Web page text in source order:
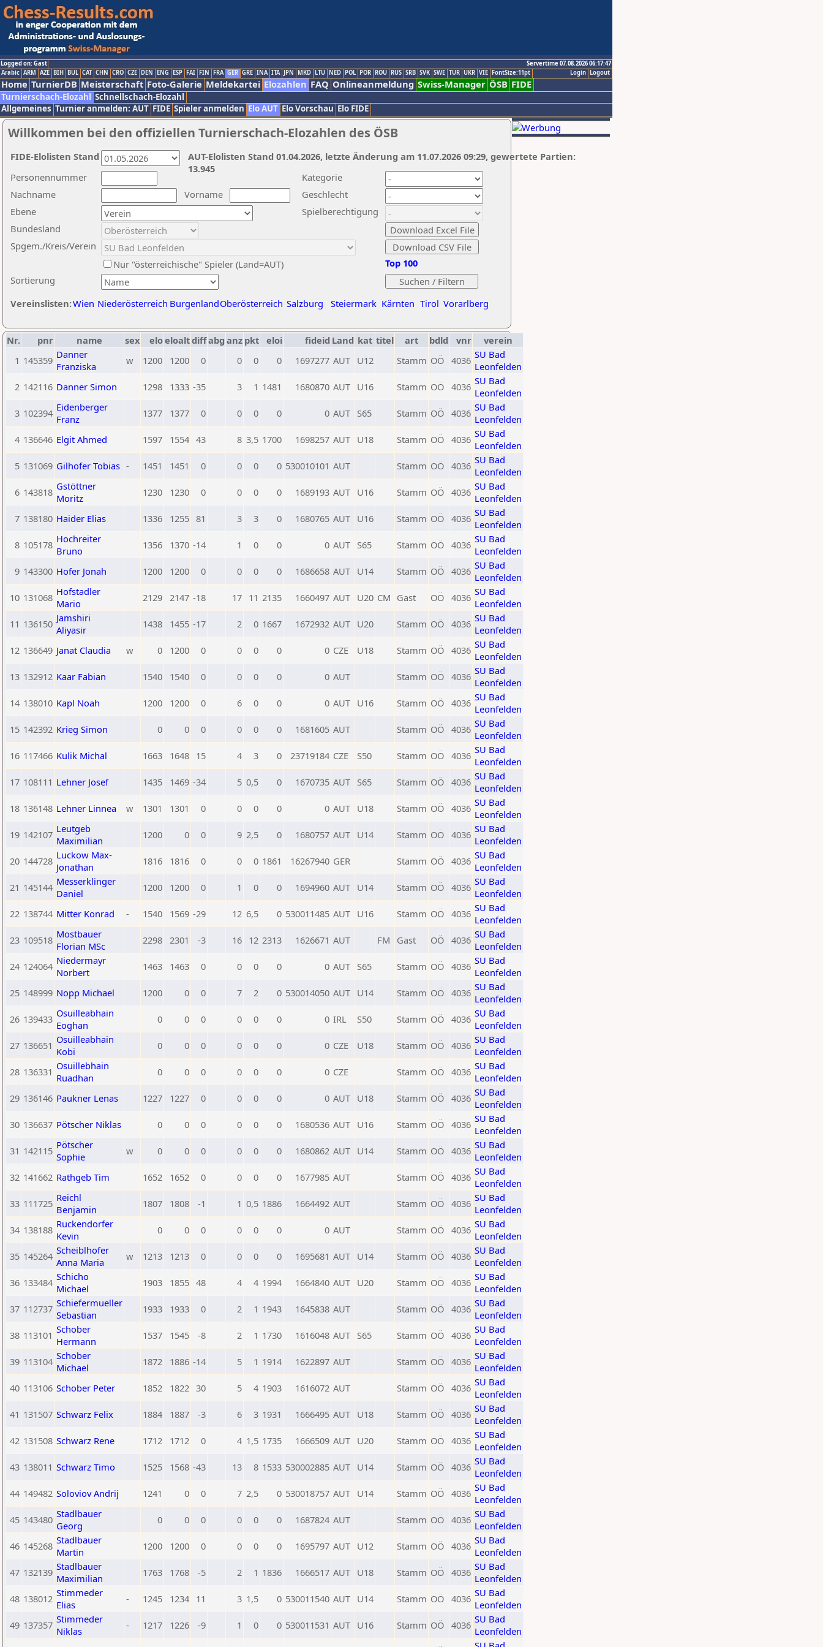
Logged on: Gast
Servertime 07.08.2026 06:17:47
Logout
Login
Arabic ARM AZE BIH BUL CAT CHN CRO CZE DEN ENG ESP FAI FIN FRA GER GRE INA ITA JPN MKD LTU NED POL POR ROU RUS SRB SVK SWE TUR UKR VIE FontSize:11pt
Home TurnierDB Meisterschaft Foto-Galerie Meldekartei Elozahlen FAQ Onlineanmeldung Swiss-Manager ÖSB FIDE
Turnierschach-Elozahl Schnellschach-Elozahl
Allgemeines Turnier anmelden: AUT FIDE Spieler anmelden Elo AUT Elo Vorschau Elo FIDE
Willkommen bei den offiziellen Turnierschach-Elozahlen des ÖSB
Nachname
Vorname
Ebene
Kategorie
Sortierung
Personennummer
Bundesland
Spgem./Kreis/Verein
Geschlecht
Nur "österreichische" Spieler (Land=AUT)
Spielberechtigung
Vereinslisten:Wien Niederösterreich BurgenlandOberösterreich Salzburg Steiermark Kärnten Tirol Vorarlberg
Top 100
AUT-Elolisten Stand 01.04.2026, letzte Änderung am 11.07.2026 09:29, gewertete Partien:
13.945
FIDE-Elolisten Stand
Nr. pnr name sex eloeloaltdiffabg anz pkt eloi fideid Land kat titel art bdld vnr
verein
1 145359 Danner
Franziska
w 1200 1200 0 0 0 0 1697277 AUT U12 Stamm OÖ 4036 SU Bad
Leonfelden
2 142116 Danner Simon 1298 1333 -35 3 1 1481 1680870 AUT U16 Stamm OÖ 4036 SU Bad
Leonfelden
3 102394 Eidenberger
Franz
1377 1377 0 0 0 0 0 AUT S65 Stamm OÖ 4036 SU Bad
Leonfelden
4 136646 Elgit Ahmed 1597 1554 43 8 3,5 1700 1698257 AUT U18 Stamm OÖ 4036 SU Bad
Leonfelden
5 131069 Gilhofer Tobias - 1451 1451 0 0 0 0 530010101 AUT Stamm OÖ 4036 SU Bad
Leonfelden
6 143818 Gstöttner
Moritz
1230 1230 0 0 0 0 1689193 AUT U16 Stamm OÖ 4036 SU Bad
Leonfelden
7 138180 Haider Elias 1336 1255 81 3 3 0 1680765 AUT U16 Stamm OÖ 4036 SU Bad
Leonfelden
8 105178 Hochreiter
Bruno
1356 1370 -14 1 0 0 0 AUT S65 Stamm OÖ 4036 SU Bad
Leonfelden
9 143300 Hofer Jonah 1200 1200 0 0 0 0 1686658 AUT U14 Stamm OÖ 4036 SU Bad
Leonfelden
10 131068 Hofstadler
Mario
2129 2147 -18 17 11 2135 1660497 AUT U20 CM Gast OÖ 4036 SU Bad
Leonfelden
11 136150 Jamshiri
Aliyasir
1438 1455 -17 2 0 1667 1672932 AUT U20 Stamm OÖ 4036 SU Bad
Leonfelden
12 136649 Janat Claudia w 0 1200 0 0 0 0 0 CZE U18 Stamm OÖ 4036 SU Bad
Leonfelden
13 132912 Kaar Fabian 1540 1540 0 0 0 0 0 AUT Stamm OÖ 4036 SU Bad
Leonfelden
14 138010 Kapl Noah 1200 1200 0 6 0 0 0 AUT U16 Stamm OÖ 4036 SU Bad
Leonfelden
15 142392 Krieg Simon 0 0 0 0 0 0 1681605 AUT Stamm OÖ 4036 SU Bad
Leonfelden
16 117466 Kulik Michal 1663 1648 15 4 3 0 23719184 CZE S50 Stamm OÖ 4036 SU Bad
Leonfelden
17 108111 Lehner Josef 1435 1469 -34 5 0,5 0 1670735 AUT S65 Stamm OÖ 4036 SU Bad
Leonfelden
18 136148 Lehner Linnea w 1301 1301 0 0 0 0 0 AUT U18 Stamm OÖ 4036 SU Bad
Leonfelden
19 142107 Leutgeb
Maximilian
1200 0 0 9 2,5 0 1680757 AUT U14 Stamm OÖ 4036 SU Bad
Leonfelden
20 144728 Luckow Max-
Jonathan
1816 1816 0 0 0 1861 16267940 GER Stamm OÖ 4036 SU Bad
Leonfelden
21 145144 Messerklinger
Daniel
1200 1200 0 1 0 0 1694960 AUT U14 Stamm OÖ 4036 SU Bad
Leonfelden
22 138744 Mitter Konrad - 1540 1569 -29 12 6,5 0 530011485 AUT U16 Stamm OÖ 4036 SU Bad
Leonfelden
23 109518 Mostbauer
Florian MSc
2298 2301 -3 16 12 2313 1626671 AUT FM Gast OÖ 4036 SU Bad
Leonfelden
24 124064 Niedermayr
Norbert
1463 1463 0 0 0 0 0 AUT S65 Stamm OÖ 4036 SU Bad
Leonfelden
25 148999 Nopp Michael 1200 0 0 7 2 0 530014050 AUT U14 Stamm OÖ 4036 SU Bad
Leonfelden
26 139433 Osuilleabhain
Eoghan
0 0 0 0 0 0 0 IRL S50 Stamm OÖ 4036 SU Bad
Leonfelden
27 136651 Osuilleabhain
Kobi
0 0 0 0 0 0 0 CZE U18 Stamm OÖ 4036 SU Bad
Leonfelden
28 136331 Osuillebhain
Ruadhan
0 0 0 0 0 0 0 CZE Stamm OÖ 4036 SU Bad
Leonfelden
29 136146 Paukner Lenas 1227 1227 0 0 0 0 0 AUT U18 Stamm OÖ 4036 SU Bad
Leonfelden
30 136637 Pötscher Niklas 0 0 0 0 0 0 1680536 AUT U16 Stamm OÖ 4036 SU Bad
Leonfelden
31 142115 Pötscher
Sophie
w 0 0 0 0 0 0 1680862 AUT U14 Stamm OÖ 4036 SU Bad
Leonfelden
32 141662 Rathgeb Tim 1652 1652 0 0 0 0 1677985 AUT Stamm OÖ 4036 SU Bad
Leonfelden
33 111725 Reichl
Benjamin
1807 1808 -1 1 0,5 1886 1664492 AUT Stamm OÖ 4036 SU Bad
Leonfelden
34 138188 Ruckendorfer
Kevin
0 0 0 0 0 0 0 AUT Stamm OÖ 4036 SU Bad
Leonfelden
35 145264 Scheiblhofer
Anna Maria
w 1213 1213 0 0 0 0 1695681 AUT U14 Stamm OÖ 4036 SU Bad
Leonfelden
36 133484 Schicho
Michael
1903 1855 48 4 4 1994 1664840 AUT U20 Stamm OÖ 4036 SU Bad
Leonfelden
37 112737 Schiefermueller
Sebastian
1933 1933 0 2 1 1943 1645838 AUT Stamm OÖ 4036 SU Bad
Leonfelden
38 113101 Schober
Hermann
1537 1545 -8 2 1 1730 1616048 AUT S65 Stamm OÖ 4036 SU Bad
Leonfelden
39 113104 Schober
Michael
1872 1886 -14 5 1 1914 1622897 AUT Stamm OÖ 4036 SU Bad
Leonfelden
40 113106 Schober Peter 1852 1822 30 5 4 1903 1616072 AUT Stamm OÖ 4036 SU Bad
Leonfelden
41 131507 Schwarz Felix 1884 1887 -3 6 3 1931 1666495 AUT U18 Stamm OÖ 4036 SU Bad
Leonfelden
42 131508 Schwarz Rene 1712 1712 0 4 1,5 1735 1666509 AUT U20 Stamm OÖ 4036 SU Bad
Leonfelden
43 138011 Schwarz Timo 1525 1568 -43 13 8 1533 530002885 AUT U14 Stamm OÖ 4036 SU Bad
Leonfelden
44 149482 Soloviov Andrij 1241 0 0 7 2,5 0 530018757 AUT U14 Stamm OÖ 4036 SU Bad
Leonfelden
45 143480 Stadlbauer
Georg
0 0 0 0 0 0 1687824 AUT Stamm OÖ 4036 SU Bad
Leonfelden
46 145268 Stadlbauer
Martin
1200 1200 0 0 0 0 1695797 AUT U12 Stamm OÖ 4036 SU Bad
Leonfelden
47 132139 Stadlbauer
Maximilian
1763 1768 -5 2 1 1836 1666517 AUT U18 Stamm OÖ 4036 SU Bad
Leonfelden
48 138012 Stimmeder
Elias
- 1245 1234 11 3 1,5 0 530011540 AUT U14 Stamm OÖ 4036 SU Bad
Leonfelden
49 137357 Stimmeder
Niklas
- 1217 1226 -9 1 0 0 530011531 AUT U16 Stamm OÖ 4036 SU Bad
Leonfelden